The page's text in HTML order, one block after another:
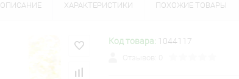
ОПИСАНИЕ ХАРАКТЕРИСТИКИ ПОХОЖИЕ ТОВАРЫ
Код товара: 1044117